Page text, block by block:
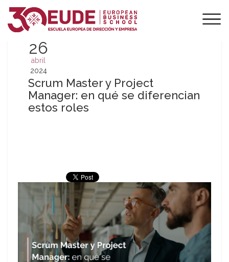
26
abril
2024
Scrum Master y Project
Manager: en qué se diferencian
estos roles